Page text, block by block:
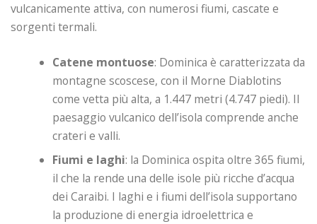
vulcanicamente attiva, con numerosi fiumi, cascate e
sorgenti termali.
Catene montuose: Dominica è caratterizzata da
montagne scoscese, con il Morne Diablotins
come vetta più alta, a 1.447 metri (4.747 piedi). Il
paesaggio vulcanico dell’isola comprende anche
crateri e valli.
Fiumi e laghi: la Dominica ospita oltre 365 fiumi,
il che la rende una delle isole più ricche d’acqua
dei Caraibi. I laghi e i fiumi dell’isola supportano
la produzione di energia idroelettrica e